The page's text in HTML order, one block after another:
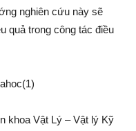
nghiên cứu này sẽ
quả trong công tác điều
khoa Vật Lý – Vật lý Kỹ